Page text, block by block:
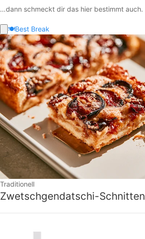
…dann schmeckt dir das hier bestimmt auch.
🍽️Best Break
Traditionell
Zwetschgendatschi-Schnitten